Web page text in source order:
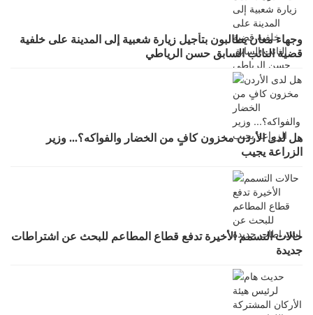
وجهاء معان يطالبون بتأجيل زيارة شعبية إلى المدينة على خلفية
قضية النائب السابق حسن الرياطي
هل لدى الأردن مخزون كافٍ من الخضار والفواكه؟... وزير
الزراعة يجيب
حالات التسمم الأخيرة تدفع قطاع المطاعم للبحث عن اشتراطات
جديدة